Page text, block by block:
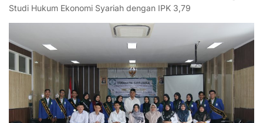
Studi Hukum Ekonomi Syariah dengan IPK 3,79